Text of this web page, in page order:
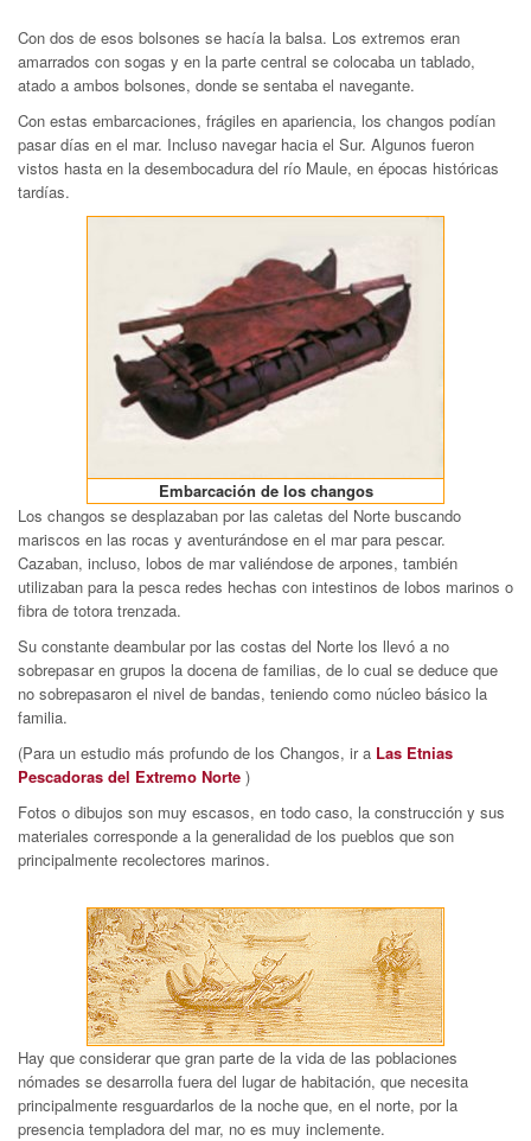
Con dos de esos bolsones se hacía la balsa. Los extremos eran
amarrados con sogas y en la parte central se colocaba un tablado,
atado a ambos bolsones, donde se sentaba el navegante.
Con estas embarcaciones, frágiles en apariencia, los changos podían
pasar días en el mar. Incluso navegar hacia el Sur. Algunos fueron
vistos hasta en la desembocadura del río Maule, en épocas históricas
tardías.
Embarcación de los changos
Los changos se desplazaban por las caletas del Norte buscando
mariscos en las rocas y aventurándose en el mar para pescar.
Cazaban, incluso, lobos de mar valiéndose de arpones, también
utilizaban para la pesca redes hechas con intestinos de lobos marinos o
fibra de totora trenzada.
Su constante deambular por las costas del Norte los llevó a no
sobrepasar en grupos la docena de familias, de lo cual se deduce que
no sobrepasaron el nivel de bandas, teniendo como núcleo básico la
familia.
(Para un estudio más profundo de los Changos, ir a Las Etnias
Pescadoras del Extremo Norte )
Fotos o dibujos son muy escasos, en todo caso, la construcción y sus
materiales corresponde a la generalidad de los pueblos que son
principalmente recolectores marinos.
Hay que considerar que gran parte de la vida de las poblaciones
nómades se desarrolla fuera del lugar de habitación, que necesita
principalmente resguardarlos de la noche que, en el norte, por la
presencia templadora del mar, no es muy inclemente.